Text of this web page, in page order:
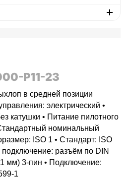
P11-23
в средней позиции
электрический •
катушки • Питание пилотного
номинальный
ISO 1 • Стандарт: ISO
подключение: разъём по DIN
мм) 3-пин • Подключение:
1